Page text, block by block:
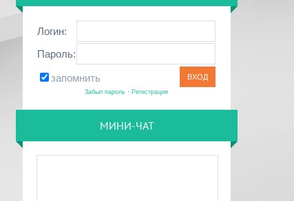
Логин:
Пароль:
запомнить
Забыл пароль · Регистрация
МИНИ-ЧАТ